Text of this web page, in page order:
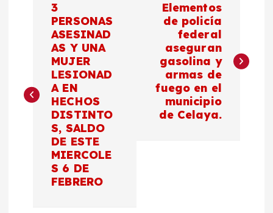
e
3
PERSONAS
ASESINAD
AS Y UNA
MUJER
LESIONAD
A EN
HECHOS
DISTINTO
S, SALDO
DE ESTE
MIERCOLE
S 6 DE
FEBRERO
Elementos
de policía
federal
aseguran
gasolina y
armas de
fuego en el
municipio
de Celaya.